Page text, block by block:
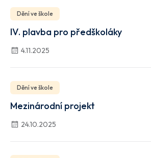
Dění ve škole
IV. plavba pro předškoláky
4.11.2025
Dění ve škole
Mezinárodní projekt
24.10.2025